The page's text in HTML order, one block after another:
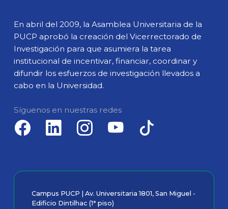
En abril del 2009, la Asamblea Universitaria de la
PUCP aprobó la creación del Vicerrectorado de
Investigación para que asumiera la tarea
institucional de incentivar, financiar, coordinar y
difundir los esfuerzos de investigación llevados a
cabo en la Universidad.
Síguenos en nuestras redes
Campus PUCP | Av. Universitaria 1801, San Miguel -
Edificio Dintilhac (1° piso)